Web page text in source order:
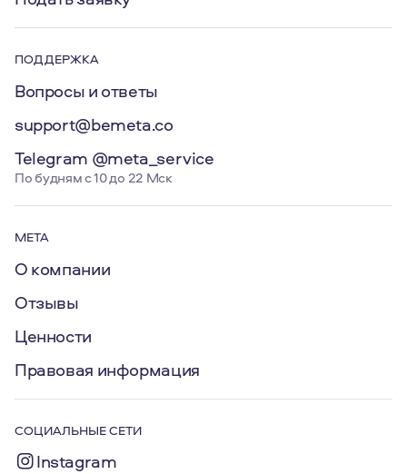
ПОДДЕРЖКА
Вопросы и ответы
support@bemeta.co
Telegram @meta_service
По будням с 10 до 22 Мск
МЕТА
О компании
Отзывы
Ценности
Правовая информация
СОЦИАЛЬНЫЕ СЕТИ
Instagram